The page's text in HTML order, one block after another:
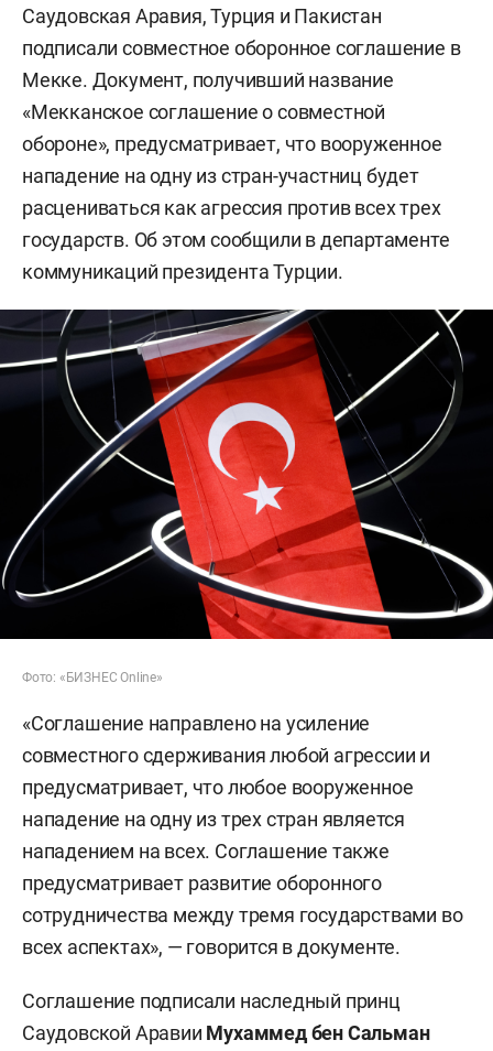
Саудовская Аравия, Турция и Пакистан
подписали совместное оборонное соглашение в
Мекке. Документ, получивший название
«Мекканское соглашение о совместной
обороне», предусматривает, что вооруженное
нападение на одну из стран-участниц будет
расцениваться как агрессия против всех трех
государств. Об этом сообщили в департаменте
коммуникаций президента Турции.
Фото: «БИЗНЕС Online»
«Соглашение направлено на усиление
совместного сдерживания любой агрессии и
предусматривает, что любое вооруженное
нападение на одну из трех стран является
нападением на всех. Соглашение также
предусматривает развитие оборонного
сотрудничества между тремя государствами во
всех аспектах», — говорится в документе.
Соглашение подписали наследный принц
Саудовской Аравии Мухаммед бен Сальман